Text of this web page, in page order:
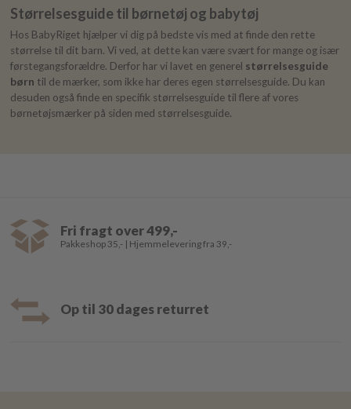
Størrelsesguide til børnetøj og babytøj
Hos BabyRiget hjælper vi dig på bedste vis med at finde den rette
størrelse til dit barn. Vi ved, at dette kan være svært for mange og især
førstegangsforældre. Derfor har vi lavet en generel størrelsesguide
børn til de mærker, som ikke har deres egen størrelsesguide. Du kan
desuden også finde en specifik størrelsesguide til flere af vores
børnetøjsmærker på siden med størrelsesguide.
Fri fragt over 499,-
Pakkeshop 35,- | Hjemmelevering fra 39,-
Op til 30 dages returret